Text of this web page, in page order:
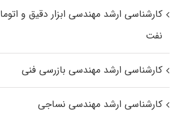
کارشناسی ارشد مهندسی ابزار دقیق و
نفت
کارشناسی ارشد مهندسی بازرسی فنی
کارشناسی ارشد مهندسی نساجی